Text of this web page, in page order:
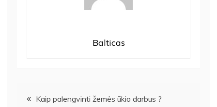
Balticas
Navigacija
Kaip palengvinti žemės ūkio darbus ?